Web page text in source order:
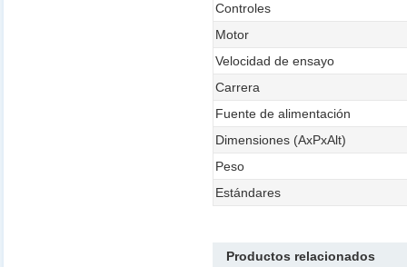
Controles
Motor
Velocidad de ensayo
Carrera
Fuente de alimentación
Dimensiones (AxPxAlt)
Peso
Estándares
Productos relacionados